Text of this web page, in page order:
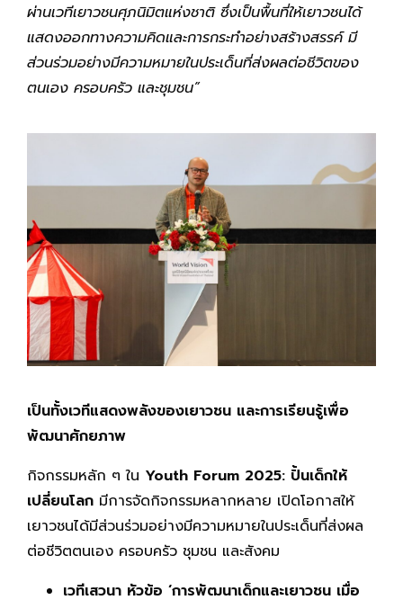
ผ่านเวทีเยาวชนศุภนิมิตแห่งชาติ ซึ่งเป็นพื้นที่ให้เยาวชนได้
แสดงออกทางความคิดและการกระทำอย่างสร้างสรรค์ มี
ส่วนร่วมอย่างมีความหมายในประเด็นที่ส่งผลต่อชีวิตของ
ตนเอง ครอบครัว และชุมชน”
เป็นทั้งเวทีแสดงพลังของเยาวชน และการเรียนรู้เพื่อ
พัฒนาศักยภาพ
กิจกรรมหลัก ๆ ใน Youth Forum 2025: ปั้นเด็กให้
เปลี่ยนโลก มีการจัดกิจกรรมหลากหลาย เปิดโอกาสให้
เยาวชนได้มีส่วนร่วมอย่างมีความหมายในประเด็นที่ส่งผล
ต่อชีวิตตนเอง ครอบครัว ชุมชน และสังคม
เวทีเสวนา หัวข้อ ‘การพัฒนาเด็กและเยาวชน เมื่อ